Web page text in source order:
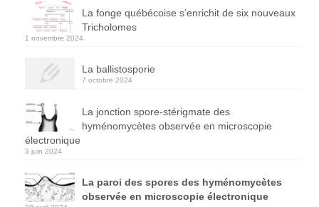
La fonge québécoise s’enrichit de six nouveaux
Tricholomes
1 novembre 2024
La ballistosporie
7 octobre 2024
La jonction spore-stérigmate des
hyménomycètes observée en microscopie
électronique
3 juin 2024
La paroi des spores des hyménomycètes
observée en microscopie électronique